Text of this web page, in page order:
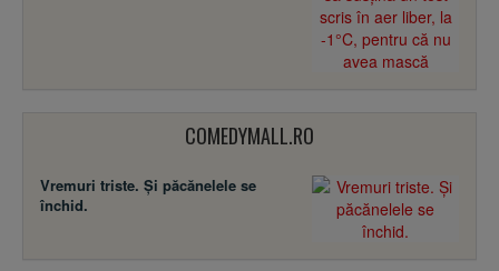
COMEDYMALL.RO
Vremuri triste. Şi păcănelele se
închid.